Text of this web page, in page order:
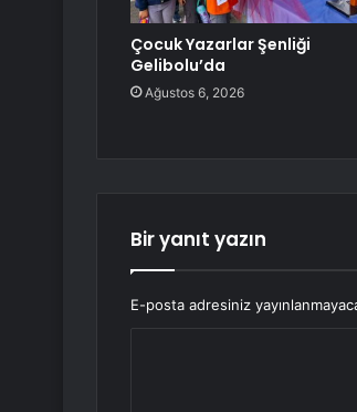
Çocuk Yazarlar Şenliği
Gelibolu’da
Ağustos 6, 2026
Bir yanıt yazın
E-posta adresiniz